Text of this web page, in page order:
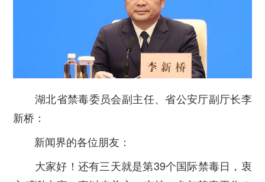
湖北省禁毒委员会副主任、省公安厅副厅长李
新桥：
新闻界的各位朋友：
大家好！还有三天就是第39个国际禁毒日，衷